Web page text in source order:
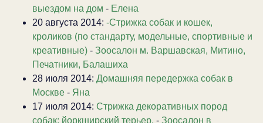
выездом на дом - Елена
20 августа 2014: -Стрижка собак и кошек,
кроликов (по стандарту, модельные, спортивные и
креативные) - Зоосалон м. Варшавская, Митино,
Печатники, Балашиха
28 июля 2014: Домашняя передержка собак в
Москве - Яна
17 июля 2014: Стрижка декоративных пород
собак: йоркширский терьер, - Зоосалон в